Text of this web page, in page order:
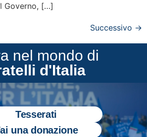
Governo, […]
Successivo →
nel mondo di
d'Italia
Tesserati
una donazione